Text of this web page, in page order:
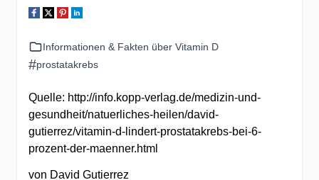
Informationen & Fakten über Vitamin D
#prostatakrebs
Quelle: http://info.kopp-verlag.de/medizin-und-
gesundheit/natuerliches-heilen/david-
gutierrez/vitamin-d-lindert-prostatakrebs-bei-6-
prozent-der-maenner.html
von David Gutierrez